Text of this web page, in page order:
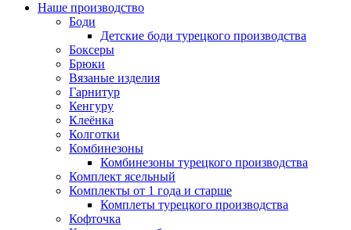
Наше производство
Боди
Детские боди турецкого производства
Боксеры
Брюки
Вязаные изделия
Гарнитур
Кенгуру
Клеёнка
Колготки
Комбинезоны
Комбинезоны турецкого производства
Комплект ясельный
Комплекты от 1 года и старше
Комплеты турецкого производства
Кофточка